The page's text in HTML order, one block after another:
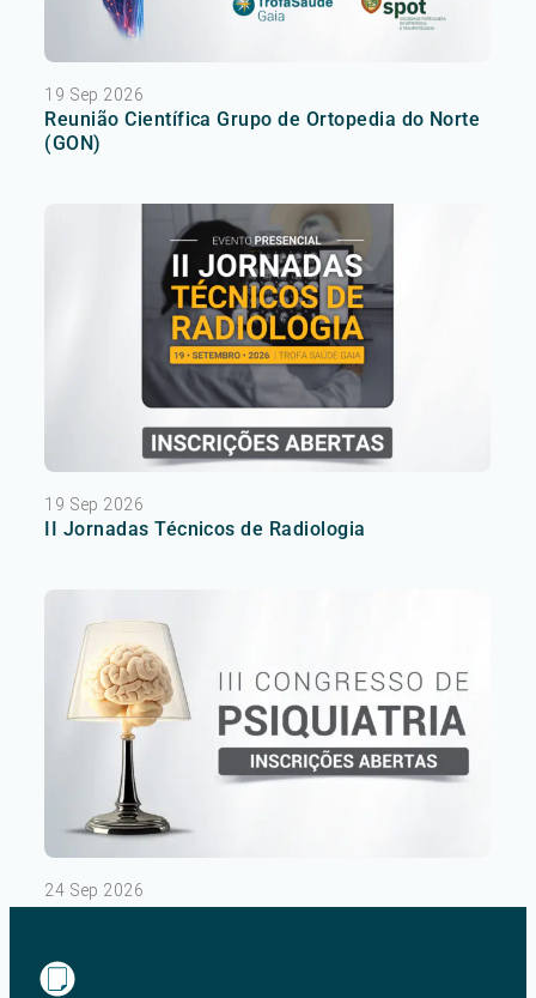
19 Sep 2026
Reunião Científica Grupo de Ortopedia do Norte
(GON)
19 Sep 2026
II Jornadas Técnicos de Radiologia
24 Sep 2026
III Congresso de Psiquiatria – Dia 1